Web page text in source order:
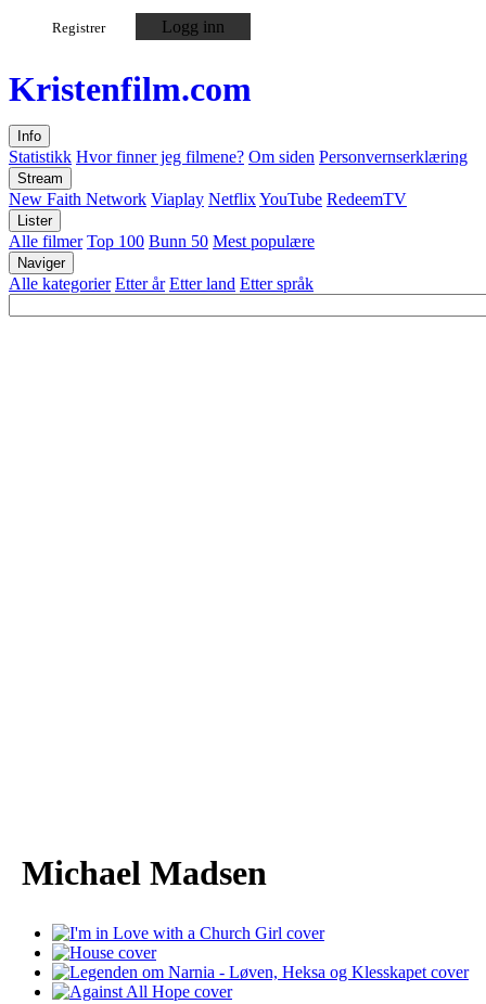
Registrer Logg inn
Kristenfilm.com
Info
Statistikk Hvor finner jeg filmene? Om siden Personvernserklæring
Stream
New Faith Network Viaplay NetflixYouTube RedeemTV
Lister
Alle filmer Top 100 Bunn 50 Mest populære
Naviger
Alle kategorier Etter år Etter land Etter språk
Michael Madsen